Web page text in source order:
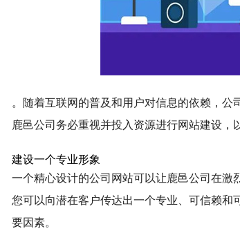
。随着互联网的普及和用户对信息的依赖，公
鹿邑公司务必重视并投入资源进行网站建设，
建设一个专业形象
一个精心设计的公司网站可以让鹿邑公司在激
您可以向潜在客户传达出一个专业、可信赖
要因素。